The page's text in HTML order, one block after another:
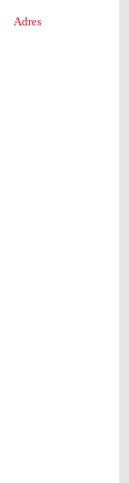
Adres